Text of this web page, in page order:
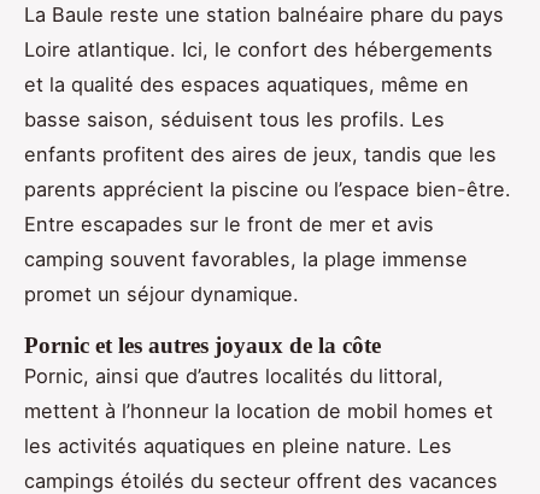
La Baule reste une station balnéaire phare du pays
Loire atlantique. Ici, le confort des hébergements
et la qualité des espaces aquatiques, même en
basse saison, séduisent tous les profils. Les
enfants profitent des aires de jeux, tandis que les
parents apprécient la piscine ou l’espace bien-être.
Entre escapades sur le front de mer et avis
camping souvent favorables, la plage immense
promet un séjour dynamique.
Pornic et les autres joyaux de la côte
Pornic, ainsi que d’autres localités du littoral,
mettent à l’honneur la location de mobil homes et
les activités aquatiques en pleine nature. Les
campings étoilés du secteur offrent des vacances